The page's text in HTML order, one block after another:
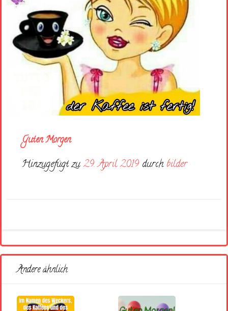
Guten Morgen
Hinzugefügt zu29. April 2019 durch bilder
Andere ähnlich